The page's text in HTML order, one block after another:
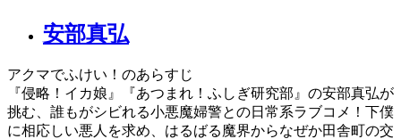
安部真弘
アクマでふけい！のあらすじ
『侵略！イカ娘』『あつまれ！ふしぎ研究部』の安部真弘が
挑む、誰もがシビれる小悪魔婦警との日常系ラブコメ！下僕
に相応しい悪人を求め、はるばる魔界からなぜか田舎町の交